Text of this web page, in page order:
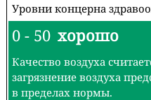
Уровни концерна
0 - 50 хорошо
Качество воздуха
загрязнение воздуха
в пределах нормы.